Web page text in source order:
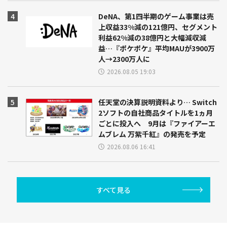
DeNA、第1四半期のゲーム事業は売
上収益33%減の121億円、セグメント
利益62%減の38億円と大幅減収減
益…『ポケポケ』平均MAUが3900万
人→2300万人に
2026.08.05 19:03
任天堂の決算説明資料より… Switch
2ソフトの自社商品タイトルを1ヵ月
ごとに投入へ 9月は『ファイアーエ
ムブレム 万紫千紅』の発売を予定
2026.08.06 16:41
すべて見る